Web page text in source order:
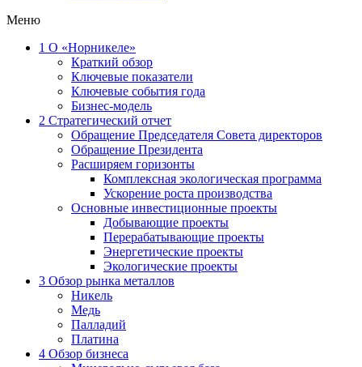
Меню
1 О «Норникеле»
Краткий обзор
Ключевые показатели
Ключевые события года
Бизнес-модель
2 Стратегический отчет
Обращение Председателя Совета директоров
Обращение Президента
Расширяем горизонты
Комплексная экологическая программа
Ускорение роста производства
Основные инвестиционные проекты
Добывающие проекты
Перерабатывающие проекты
Энергетические проекты
Экологические проекты
3 Обзор рынка металлов
Никель
Медь
Палладий
Платина
4 Обзор бизнеса